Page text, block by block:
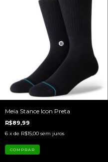
Meia Stance Icon Preta
R$89,99
6 x de R$15,00 sem juros
COMPRAR